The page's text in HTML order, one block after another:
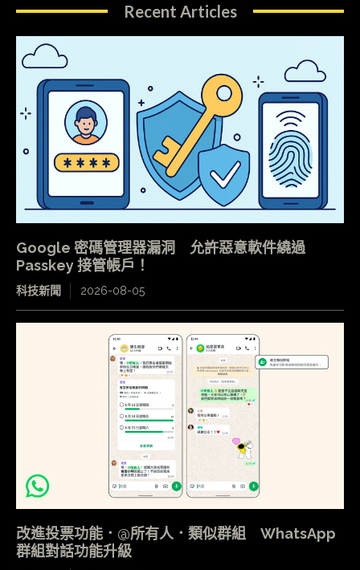
Recent Articles
Google 密碼管理器漏洞 允許惡意軟件繞過
Passkey 接管帳戶！
科技新聞 2026-08-05
改進投票功能．@所有人．類似群組 WhatsApp
群組對話功能升級